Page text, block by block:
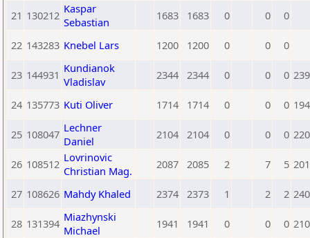
21 130212 Kaspar
Sebastian
1683 1683 0 0 0
22 143283 Knebel Lars 1200 1200 0 0 0
23 144931 Kundianok
Vladislav
2344 2344 0 0 0
24 135773 Kuti Oliver 1714 1714 0 0 0
25 108047 Lechner
Daniel
2104 2104 0 0 0
26 108512 Lovrinovic
Christian Mag.
2087 2085 2 7 5
27 108626 Mahdy Khaled 2374 2373 1 2 2
28 131394 Miazhynski
Michael
1941 1941 0 0 0